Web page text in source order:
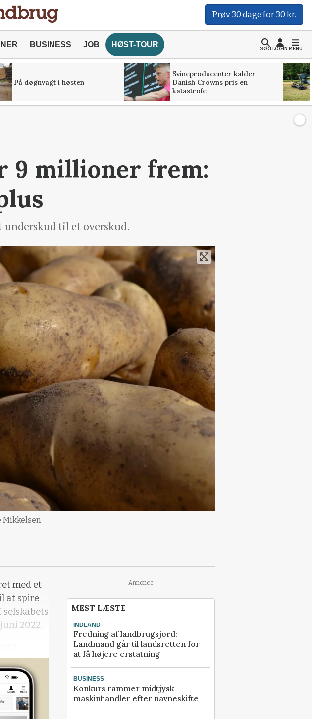
Prøv 30 dage for 30 kr.
BUSINESS JOB HØST-TOUR
SØGLOGINMENU
På døgnvagt i høsten
Svineproducenter kalder
Danish Crowns pris en
katastrofe
9 millioner frem:
underskud til et overskud.
Mikkelsen
med et
at spire
2022.
et
Annonce
MEST LÆSTE
INDLAND
Fredning af landbrugsjord:
Landmand går til landsretten for
at få højere erstatning
BUSINESS
Konkurs rammer midtjysk
maskinhandler efter navneskifte